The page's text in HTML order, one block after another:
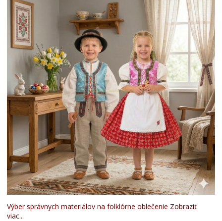
Výber správnych materiálov na folklórne oblečenie Zobraziť
viac...